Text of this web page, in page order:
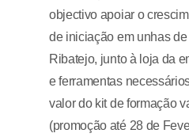
objectivo apoiar o
de iniciação em unhas
Ribatejo, junto à loja da
e ferramentas
valor do kit de formação
(promoção até 28 de